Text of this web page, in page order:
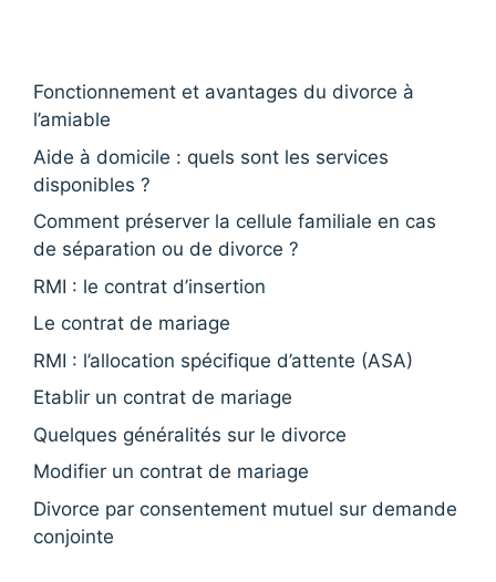
Fonctionnement et avantages du divorce à
l’amiable
Aide à domicile : quels sont les services
disponibles ?
Comment préserver la cellule familiale en cas
de séparation ou de divorce ?
RMI : le contrat d’insertion
Le contrat de mariage
RMI : l’allocation spécifique d’attente (ASA)
Etablir un contrat de mariage
Quelques généralités sur le divorce
Modifier un contrat de mariage
Divorce par consentement mutuel sur demande
conjointe